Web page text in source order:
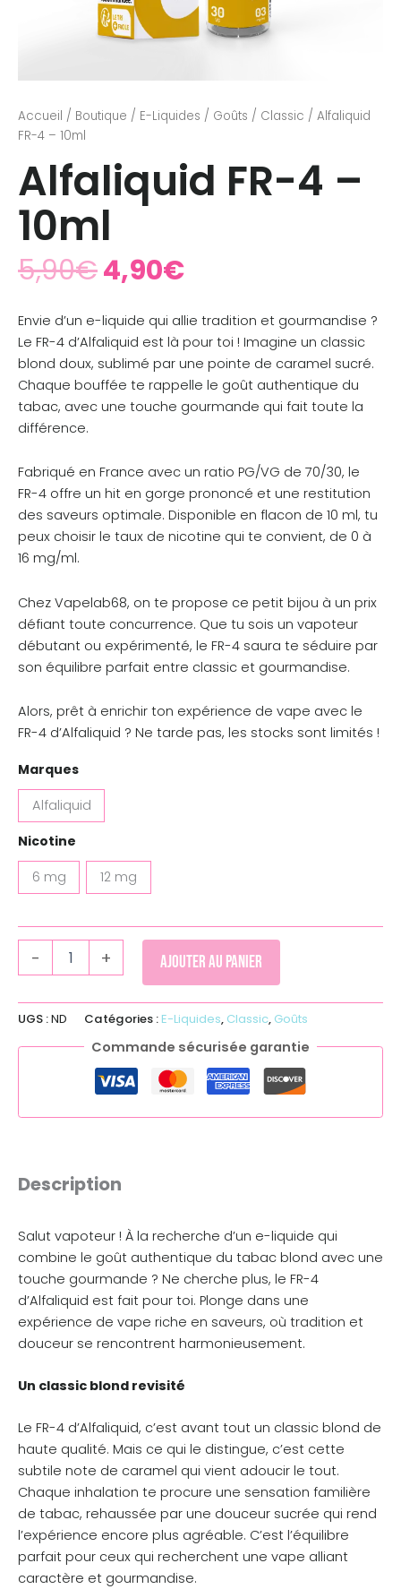
Accueil / Boutique / E-Liquides / Goûts / Classic / Alfaliquid
FR-4 – 10ml
Alfaliquid FR-4 –
10ml
5,90€4,90€
Envie d’un e-liquide qui allie tradition et gourmandise ?
Le FR-4 d’Alfaliquid est là pour toi ! Imagine un classic
blond doux, sublimé par une pointe de caramel sucré.
Chaque bouffée te rappelle le goût authentique du
tabac, avec une touche gourmande qui fait toute la
différence.
Fabriqué en France avec un ratio PG/VG de 70/30, le
FR-4 offre un hit en gorge prononcé et une restitution
des saveurs optimale. Disponible en flacon de 10 ml, tu
peux choisir le taux de nicotine qui te convient, de 0 à
16 mg/ml.
Chez Vapelab68, on te propose ce petit bijou à un prix
défiant toute concurrence. Que tu sois un vapoteur
débutant ou expérimenté, le FR-4 saura te séduire par
son équilibre parfait entre classic et gourmandise.
Alors, prêt à enrichir ton expérience de vape avec le
FR-4 d’Alfaliquid ? Ne tarde pas, les stocks sont limités !
Marques
Alfaliquid
Nicotine
6 mg 12 mg
- + Ajouter au panier
UGS :ND Catégories : E-Liquides, Classic, Goûts
Commande sécurisée garantie
Description
Salut vapoteur ! À la recherche d’un e-liquide qui
combine le goût authentique du tabac blond avec une
touche gourmande ? Ne cherche plus, le FR-4
d’Alfaliquid est fait pour toi. Plonge dans une
expérience de vape riche en saveurs, où tradition et
douceur se rencontrent harmonieusement.
Un classic blond revisité
Le FR-4 d’Alfaliquid, c’est avant tout un classic blond de
haute qualité. Mais ce qui le distingue, c’est cette
subtile note de caramel qui vient adoucir le tout.
Chaque inhalation te procure une sensation familière
de tabac, rehaussée par une douceur sucrée qui rend
l’expérience encore plus agréable. C’est l’équilibre
parfait pour ceux qui recherchent une vape alliant
caractère et gourmandise.